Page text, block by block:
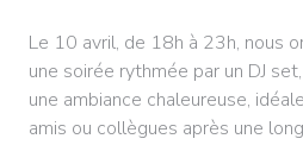
Le 10 avril, de 18h à 23h, nous
une soirée rythmée par un DJ
une ambiance chaleureuse,
amis ou collègues après une